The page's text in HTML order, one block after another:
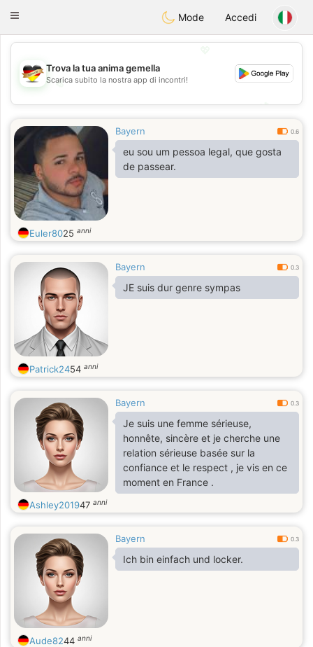
DeutschDating
Toggle
Mode Accedi
💖
💕
Trova la tua anima gemella
Scarica subito la nostra app di incontri!
Bayern 0.6
eu sou um pessoa legal, que gosta
de passear.
Euler8025 anni
Bayern 0.3
JE suis dur genre sympas
Patrick2454 anni
Bayern 0.3
Je suis une femme sérieuse,
honnête, sincère et je cherche une
relation sérieuse basée sur la
confiance et le respect , je vis en ce
moment en France .
Ashley201947 anni
Bayern 0.3
Ich bin einfach und locker.
Aude8244 anni